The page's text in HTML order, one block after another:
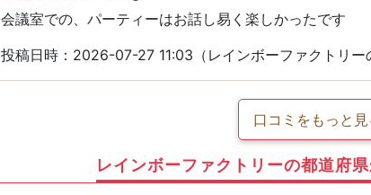
会議室での、パーティーはお話し易く楽しかったです
投稿日時：2026-07-27 11:03（レインボーファクトリー
口コミをもっと見
レインボーファクトリーの都道府